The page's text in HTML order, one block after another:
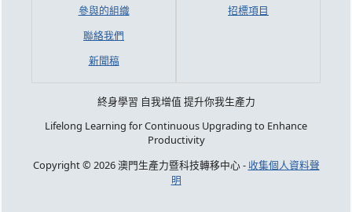
參與的組織
聯絡我們
新聞稿
招標項目
終身學習 自我增值 提升你我生產力
Lifelong Learning for Continuous Upgrading to Enhance
Productivity
Copyright © 2026 澳門生產力暨科技轉移中心 - 收集個人資料聲
明